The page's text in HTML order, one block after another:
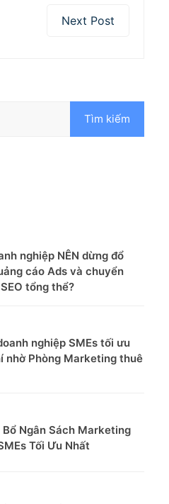
Next Post
nghiệp NÊN dừng đổ
cáo Ads và chuyển
tổng thể?
nghiệp SMEs tối ưu
nhờ Phòng Marketing thuê
Bổ Ngân Sách Marketing
Tối Ưu Nhất